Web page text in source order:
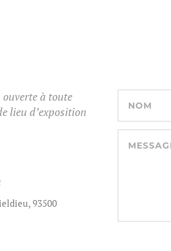
ouverte à toute
lieu d’exposition
93500